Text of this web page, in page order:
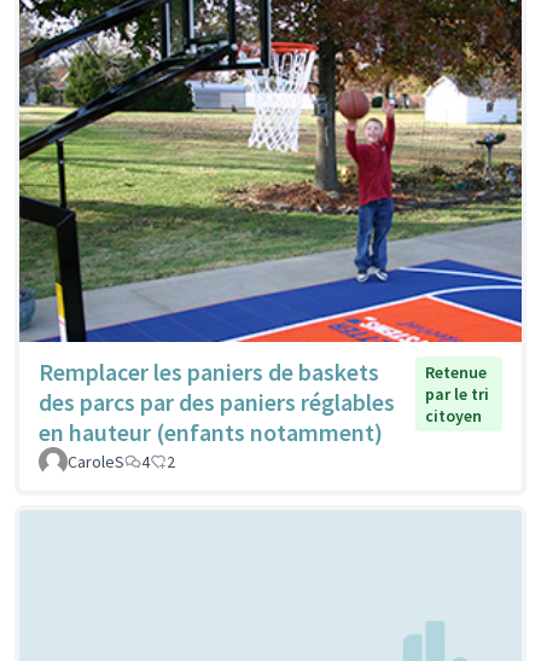
Remplacer les paniers de baskets
des parcs par des paniers réglables
en hauteur (enfants notamment)
Retenue
par le tri
citoyen
CaroleS 4 2